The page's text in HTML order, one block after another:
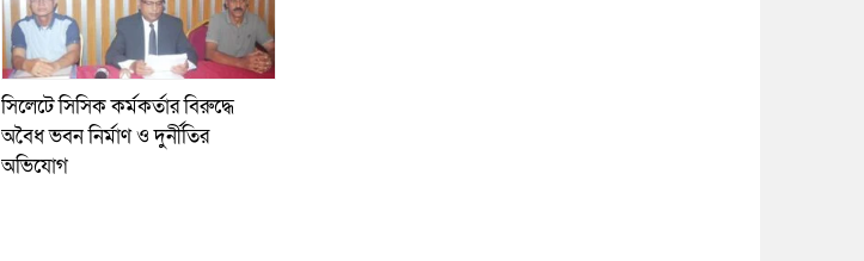
সিলেটে সিসিক কর্মকর্তার বিরুদ্ধে
অবৈধ ভবন নির্মাণ ও দুর্নীতির
অভিযোগ